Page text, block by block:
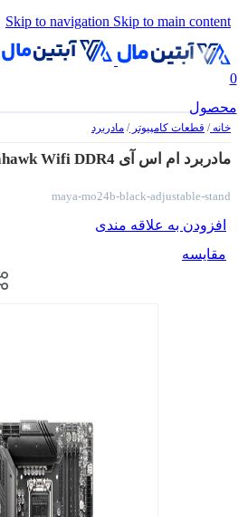
Skip to navigation Skip to main content
0
محصول
خانه/ قطعات کامپیوتر/ مادربرد
مادربرد ام اس آی MAG B760 Tomahawk Wifi DDR4
maya-mo24b-black-adjustable-stand
افزودن به علاقه مندی
مقایسه